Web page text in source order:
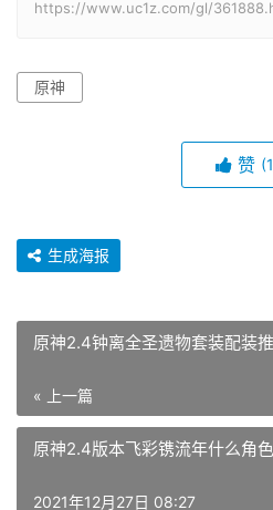
https://www.uc1z.com/gl/
原神
赞
生成海报
原神2.4钟离全圣遗物套装配装
« 上一篇
原神2.4版本飞彩镌流年什么角
2021年12月27日 08:27